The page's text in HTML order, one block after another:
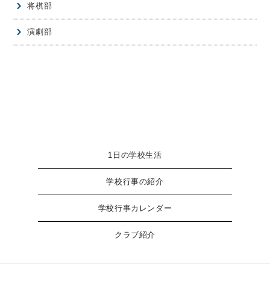
将棋部
演劇部
1日の学校生活
学校行事の紹介
学校行事カレンダー
クラブ紹介